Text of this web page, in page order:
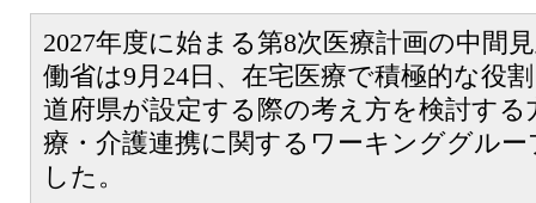
2027年度に始まる第8次医療計画の中間
働省は9月24日、在宅医療で積極的な役
道府県が設定する際の考え方を検討す
療・介護連携に関するワーキンググル
した。